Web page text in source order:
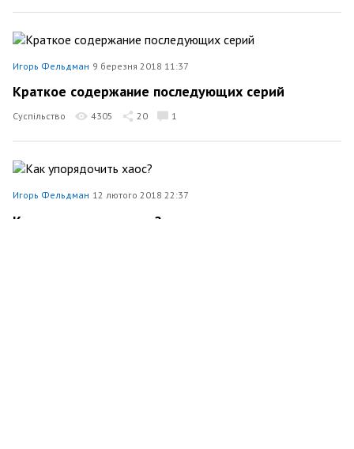
Игорь Фельдман 9 березня 2018 11:37
Краткое содержание последующих серий
Суспільство 4305 20 1
Игорь Фельдман 12 лютого 2018 22:37
Как упорядочить хаос?